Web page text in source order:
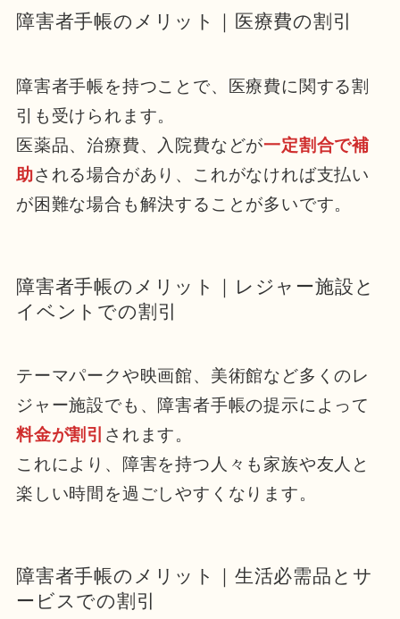
障害者手帳のメリット｜医療費の割引
障害者手帳を持つことで、医療費に関する割
引も受けられます。
医薬品、治療費、入院費などが一定割合で補
助される場合があり、これがなければ支払い
が困難な場合も解決することが多いです。
障害者手帳のメリット｜レジャー施設と
イベントでの割引
テーマパークや映画館、美術館など多くのレ
ジャー施設でも、障害者手帳の提示によって
料金が割引 されます。
これにより、障害を持つ人々も家族や友人と
楽しい時間を過ごしやすくなります。
障害者手帳のメリット｜生活必需品とサ
ービスでの割引